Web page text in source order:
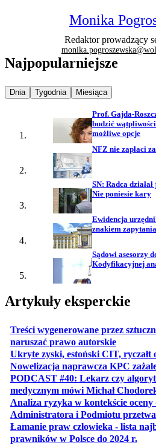
Monika
Redaktor prowadzący
Najpopularniejsze
Najpopularniejsze wiadomości z
Dnia Najpopularniejsze wiadomości z
Tygodnia Najpopularniejsze
Miesiąca
Prof. Gajda-
budzić
możliwe opcje
NFZ nie zapłaci
SN: Radca
Nie poniesie kary
Ewidencja
znakiem zapytania
Sądowi asesorzy
Kodyfikacyjnej
Artykuły eksperckie
Treści wygenerowane przez
naruszać prawo autorskieotwiera
Ukryte zyski, estoński CIT, ryczałt
Nowelizacja naprawcza KPC
PODCAST #40: Lekarz czy
medycznym mówi Michał
Analiza ryzyka w kontekście oceny
Administratora i Podmiotu
Łamanie praw człowieka - lista
prawników w Polsce do 2024 r.